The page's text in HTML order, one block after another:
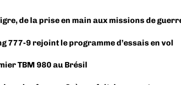
de la prise en main aux missions de
777-9 rejoint le programme d’essais en vol
TBM 980 au Brésil